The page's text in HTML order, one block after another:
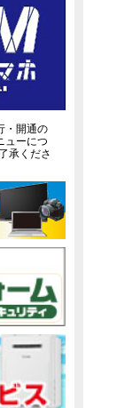
・開通の
ューにつ
承くださ